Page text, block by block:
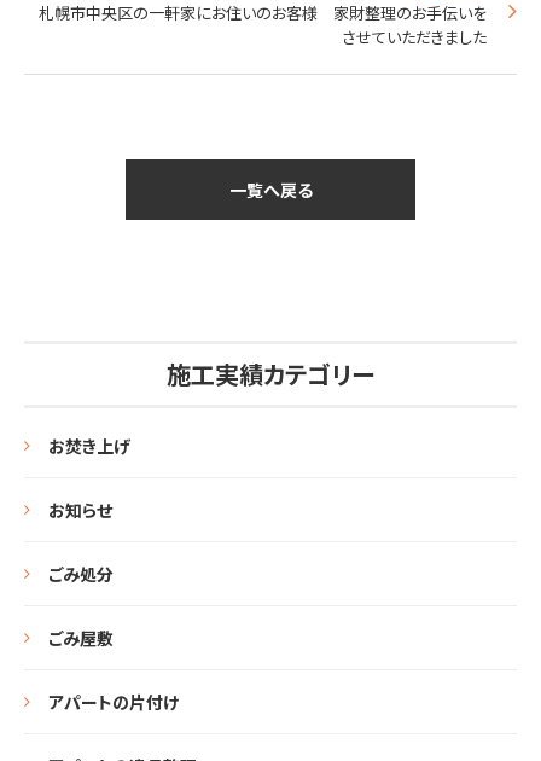
札幌市中央区の一軒家にお住いのお客様 家財整理のお手伝いを
させていただきました
一覧へ戻る
施工実績カテゴリー
お焚き上げ
お知らせ
ごみ処分
ごみ屋敷
アパートの片付け